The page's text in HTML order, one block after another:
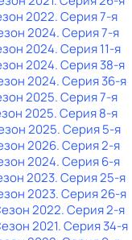
2022. Серия 7-я
2024. Серия 7-я
2024. Серия 11-я
2024. Серия 38-я
2024. Серия 36-я
2025. Серия 7-я
2025. Серия 8-я
2025. Серия 5-я
2026. Серия 2-я
2024. Серия 6-я
2023. Серия 25-я
2023. Серия 26-я
2022. Серия 2-я
2021. Серия 34-я